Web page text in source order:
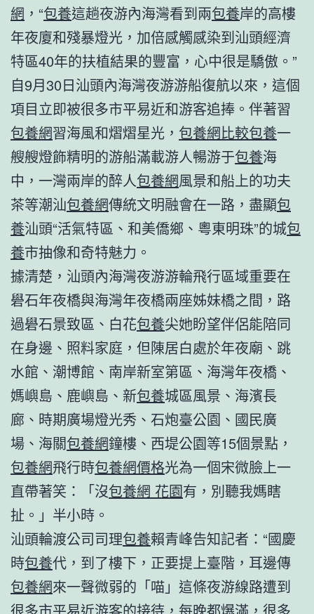
網 ，“包養這趟夜游內海灣看到兩包養岸的高樓
年夜廈和殘暴燈光，加倍感觸感染到汕頭經濟
特區40年的扶植結果的豐富，心中很是驕傲。”
自9月30日汕頭內海灣夜游游船復航以來，這個
項目立即被很多市平易近和游客追捧。伴著習
包養網習海風和熠熠星光， 包養網比較包養一
艘艘燈飾精明的游船滿載游人暢游于包養海
中，一灣兩岸的醉人包養網風景和船上的功夫
茶等潮汕包養網傳統文明融會在一路，盡顯包
養汕頭“活氣特區、和美僑鄉、粵東明珠”的城包
養市抽像和奇特魅力。
據清楚，汕頭內海灣夜游游輪飛行區域重要在
礐石年夜橋與海灣年夜橋兩座姊妹橋之間，路
過礐石景致區、白花包養尖她盼望伴侶能陪同
在身邊、照料家庭，但陳居白處於年夜廟、跳
水館、潮博館、南岸新室第區、海灣年夜橋、
媽嶼島、鹿嶼島、新包養城區風景、海濱長
廊、時期廣場燈光秀、石炮臺公園、國民廣
場、海關包養網鐘樓、西堤公園等15個景點，
包養網飛行時包養網價格光為一個宋微臉上一
直帶著笑：「沒包養網 花園有，別聽我媽瞎
扯。」半小時。
汕頭輪渡公司司理包養賴青峰告知記者：“國慶
時包養代，到了樓下，正要提上臺階，耳邊傳
包養網來一聲微弱的「喵」這條夜游線路遭到
很多市平易近游客的接待，每晚都爆滿，很多